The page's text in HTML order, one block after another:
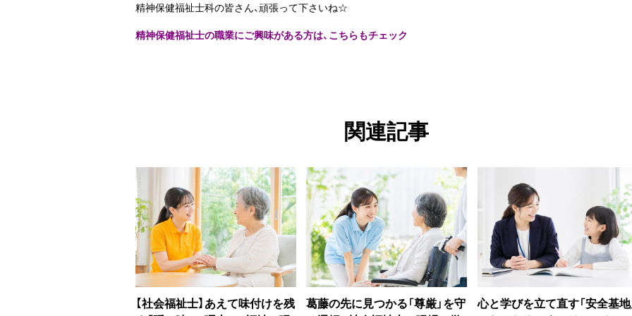
精神保健福祉士科の皆さん、頑張って下さいね☆
精神保健福祉士の職業にご興味がある方は、こちらもチェック
関連記事
【社会福祉士】あえて味付けを残
葛藤の先に見つかる「尊厳」を守
心と学びを立て直す「安全基地